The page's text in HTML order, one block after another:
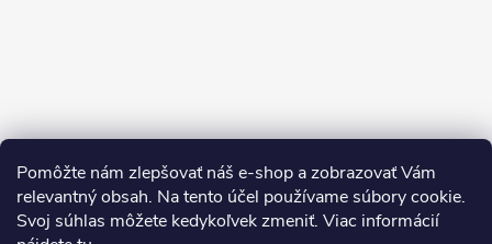
Pomôžte nám zlepšovať náš e-shop a zobrazovať Vám
relevantný obsah. Na tento účel používame súbory cookie.
Svoj súhlas môžete kedykoľvek zmeniť. Viac informácií
Sledovať na Instagrame